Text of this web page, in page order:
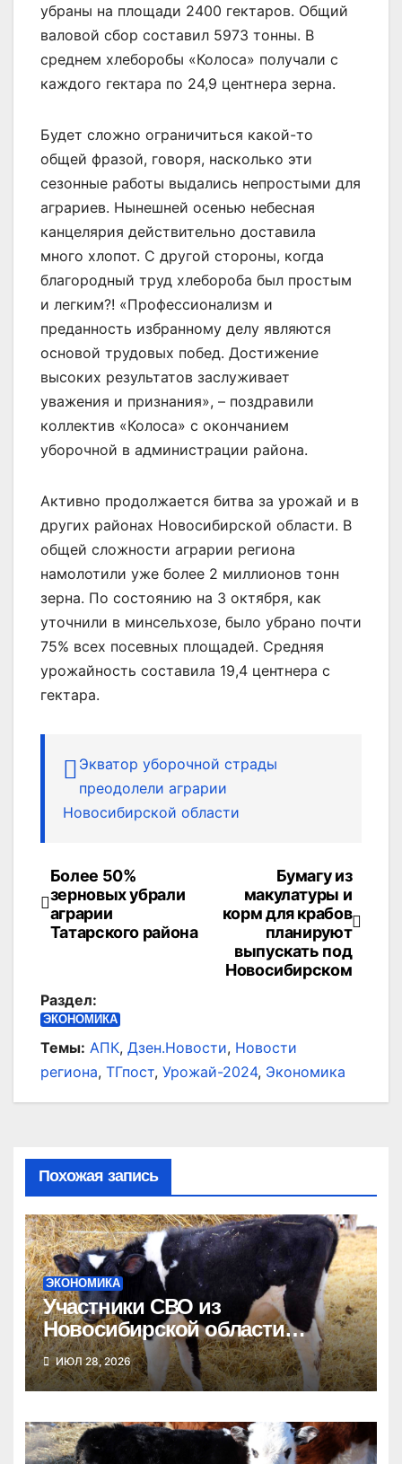
убраны на площади 2400 гектаров. Общий
валовой сбор составил 5973 тонны. В
среднем хлеборобы «Колоса» получали с
каждого гектара по 24,9 центнера зерна.
Будет сложно ограничиться какой-то
общей фразой, говоря, насколько эти
сезонные работы выдались непростыми для
аграриев. Нынешней осенью небесная
канцелярия действительно доставила
много хлопот. С другой стороны, когда
благородный труд хлебороба был простым
и легким?! «Профессионализм и
преданность избранному делу являются
основой трудовых побед. Достижение
высоких результатов заслуживает
уважения и признания», – поздравили
коллектив «Колоса» с окончанием
уборочной в администрации района.
Активно продолжается битва за урожай и в
других районах Новосибирской области. В
общей сложности аграрии региона
намолотили уже более 2 миллионов тонн
зерна. По состоянию на 3 октября, как
уточнили в минсельхозе, было убрано почти
75% всех посевных площадей. Средняя
урожайность составила 19,4 центнера с
гектара.
Экватор уборочной страды
преодолели аграрии
Новосибирской области
Навигация
по
Бумагу из
макулатуры и
корм для крабов
планируют
выпускать под
Новосибирском
Более 50%
зерновых убрали
аграрии
Татарского района
Раздел:
ЭКОНОМИКА
Темы: АПК, Дзен.Новости, Новости
региона, ТГпост, Урожай-2024, Экономика
Похожая запись
ЭКОНОМИКА
Участники СВО из
Новосибирской области
получат гранты на развитие
агробизнеса
ИЮЛ 28, 2026